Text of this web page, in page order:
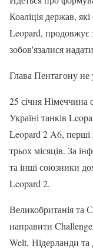
Коаліція держав,
Leopard, продовжує
зобов'язалися
Глава Пентагону не
25 січня Німеччина
Україні танків
Leopard 2 A6, перші
трьох місяців. За
та інші союзники
Leopard 2.
Великобританія
направити
Welt, Нідерланди та